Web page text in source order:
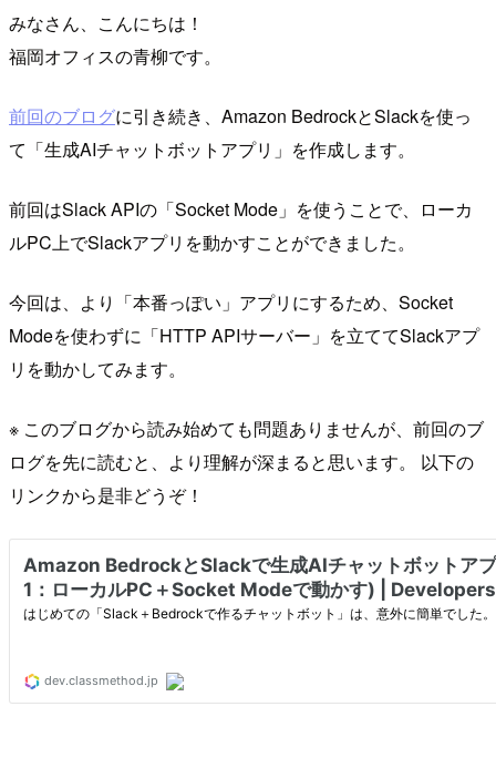
みなさん、こんにちは！
福岡オフィスの青柳です。
前回のブログに引き続き、Amazon BedrockとSlackを使っ
て「生成AIチャットボットアプリ」を作成します。
前回はSlack APIの「Socket Mode」を使うことで、ローカ
ルPC上でSlackアプリを動かすことができました。
今回は、より「本番っぽい」アプリにするため、Socket
Modeを使わずに「HTTP APIサーバー」を立ててSlackアプ
リを動かしてみます。
※ このブログから読み始めても問題ありませんが、前回のブ
ログを先に読むと、より理解が深まると思います。 以下の
リンクから是非どうぞ！